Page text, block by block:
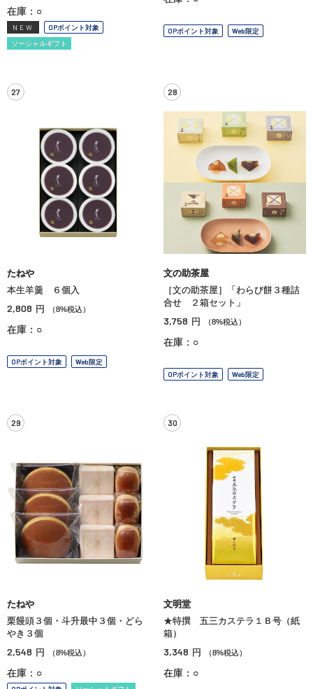
在庫：○
NEW
OPポイント対象
ソーシャルギフト
OPポイント対象 Web限定
27
たねや
本生羊羹 ６個入
2,808 円 （8%税込）
在庫：○
OPポイント対象 Web限定
28
文の助茶屋
［文の助茶屋］「わらび餅３種詰
合せ ２箱セット」
3,758 円 （8%税込）
在庫：○
OPポイント対象 Web限定
29
たねや
栗饅頭３個・斗升最中３個・どら
やき３個
2,548 円 （8%税込）
在庫：○
30
文明堂
★特撰 五三カステラ１Ｂ号（紙
箱）
3,348 円 （8%税込）
在庫：○